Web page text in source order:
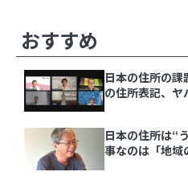
その他の記事
おすすめ
日本の住所の
の住所表記、ヤ
日本の住所は“
事なのは「地域